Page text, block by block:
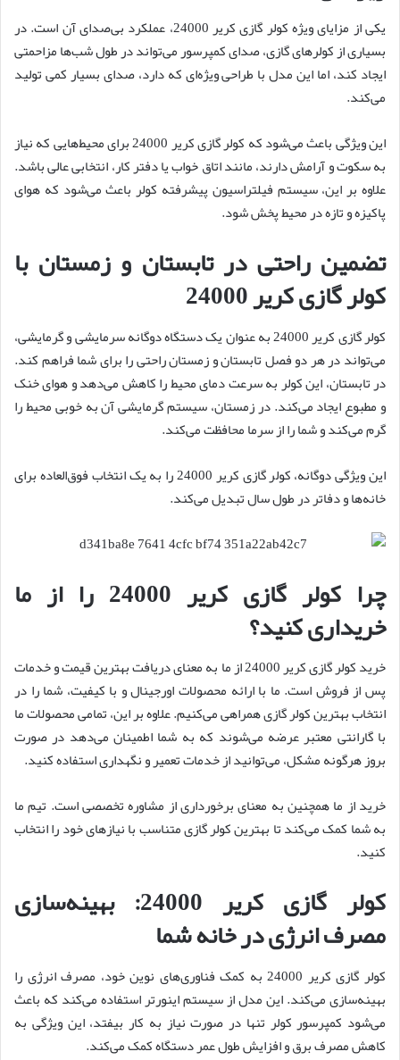
یکی از مزایای ویژه کولر گازی کریر 24000، عملکرد بی‌صدای آن است. در
بسیاری از کولرهای گازی، صدای کمپرسور می‌تواند در طول شب‌ها مزاحمتی
ایجاد کند، اما این مدل با طراحی ویژه‌ای که دارد، صدای بسیار کمی تولید
می‌کند.
این ویژگی باعث می‌شود که کولر گازی کریر 24000 برای محیط‌هایی که نیاز
به سکوت و آرامش دارند، مانند اتاق خواب یا دفتر کار، انتخابی عالی باشد.
علاوه بر این، سیستم فیلتراسیون پیشرفته کولر باعث می‌شود که هوای
پاکیزه و تازه در محیط پخش شود.
تضمین راحتی در تابستان و زمستان با
کولر گازی کریر 24000
کولر گازی کریر 24000 به عنوان یک دستگاه دوگانه سرمایشی و گرمایشی،
می‌تواند در هر دو فصل تابستان و زمستان راحتی را برای شما فراهم کند.
در تابستان، این کولر به سرعت دمای محیط را کاهش می‌دهد و هوای خنک
و مطبوع ایجاد می‌کند. در زمستان، سیستم گرمایشی آن به خوبی محیط را
گرم می‌کند و شما را از سرما محافظت می‌کند.
این ویژگی دوگانه، کولر گازی کریر 24000 را به یک انتخاب فوق‌العاده برای
خانه‌ها و دفاتر در طول سال تبدیل می‌کند.
چرا کولر گازی کریر 24000 را از ما
خریداری کنید؟
خرید کولر گازی کریر 24000 از ما به معنای دریافت بهترین قیمت و خدمات
پس از فروش است. ما با ارائه محصولات اورجینال و با کیفیت، شما را در
انتخاب بهترین کولر گازی همراهی می‌کنیم. علاوه بر این، تمامی محصولات ما
با گارانتی معتبر عرضه می‌شوند که به شما اطمینان می‌دهد در صورت
بروز هرگونه مشکل، می‌توانید از خدمات تعمیر و نگهداری استفاده کنید.
خرید از ما همچنین به معنای برخورداری از مشاوره تخصصی است. تیم ما
به شما کمک می‌کند تا بهترین کولر گازی متناسب با نیازهای خود را انتخاب
کنید.
کولر گازی کریر 24000: بهینه‌سازی
مصرف انرژی در خانه شما
کولر گازی کریر 24000 به کمک فناوری‌های نوین خود، مصرف انرژی را
بهینه‌سازی می‌کند. این مدل از سیستم اینورتر استفاده می‌کند که باعث
می‌شود کمپرسور کولر تنها در صورت نیاز به کار بیفتد، این ویژگی به
کاهش مصرف برق و افزایش طول عمر دستگاه کمک می‌کند.